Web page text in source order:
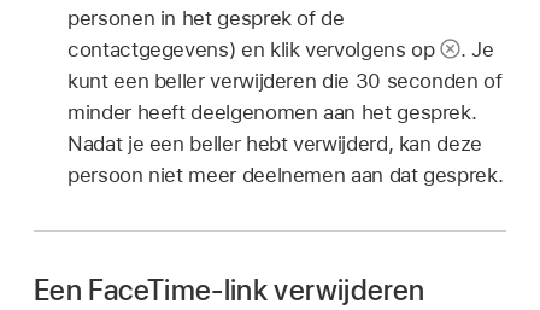
personen in het gesprek of de
contactgegevens) en klik vervolgens op
.Je
kunt een beller verwijderen die 30 seconden of
minder heeft deelgenomen aan het gesprek.
Nadat je een beller hebt verwijderd, kan deze
persoon niet meer deelnemen aan dat gesprek.
Een FaceTime-link verwijderen